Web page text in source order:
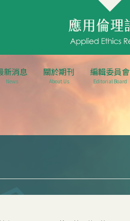
新消息
News
關於期刊
About Us
編輯委員會
Editorial Board